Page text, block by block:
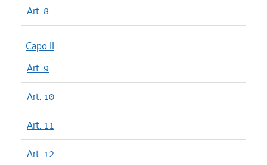
Art. 8
Capo II
Art. 9
Art. 10
Art. 11
Art. 12